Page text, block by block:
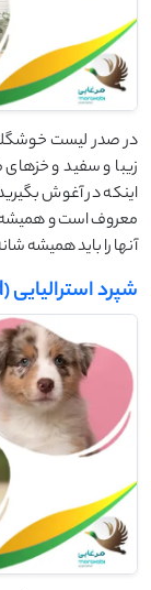
در صدر لیست
زیبا و سفید و خزهای
اینکه در آغوش
معروف است و همیشه
آنها را باید همیشه
شپرد استرالیایی (Australian Shepherd)